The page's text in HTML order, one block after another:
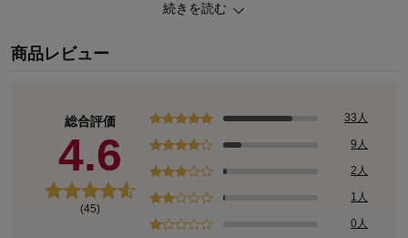
・吸水速乾加工を施しているので、汗をかいてもべたつかない
コよく」を提案するオリジナルブランド。
175サイズまで展開しています。
続きを読む
商品レビュー
総合評価
4.6
(45)
33人
9人
2人
1人
0人